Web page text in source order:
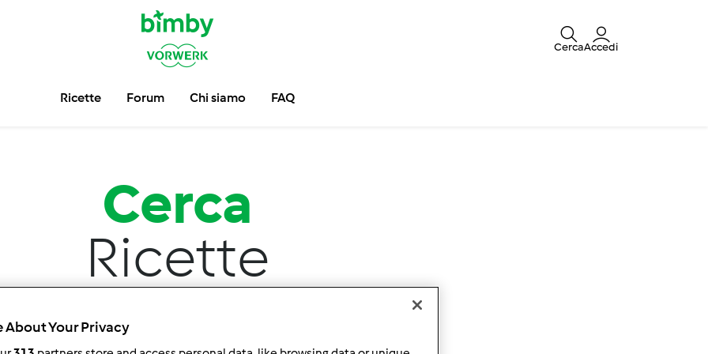
CercaAccedi
Ricette Forum Chi siamo FAQ
Cerca
Ricette
About Your Privacy